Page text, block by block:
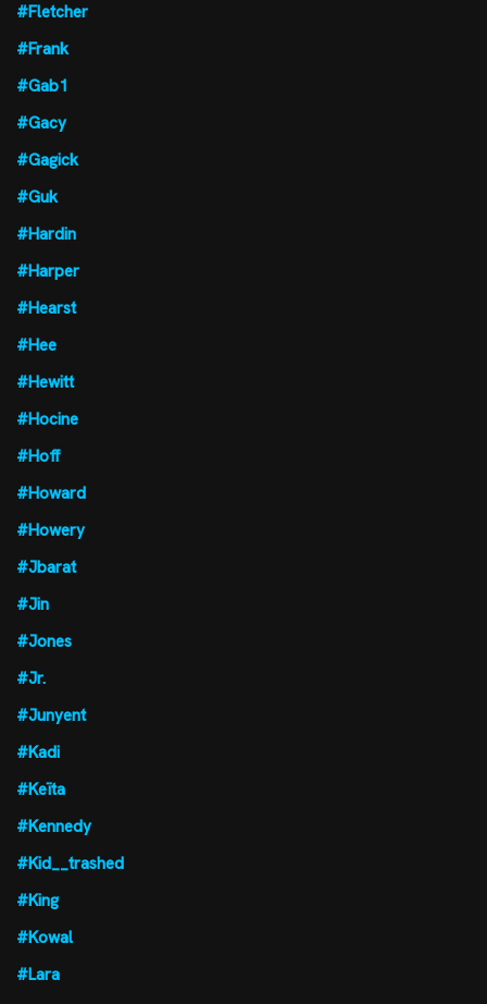
#Fletcher
#Frank
#Gab1
#Gacy
#Gagick
#Guk
#Hardin
#Harper
#Hearst
#Hee
#Hewitt
#Hocine
#Hoff
#Howard
#Howery
#Jbarat
#Jin
#Jones
#Jr.
#Junyent
#Kadi
#Keïta
#Kennedy
#Kid__trashed
#King
#Kowal
#Lara